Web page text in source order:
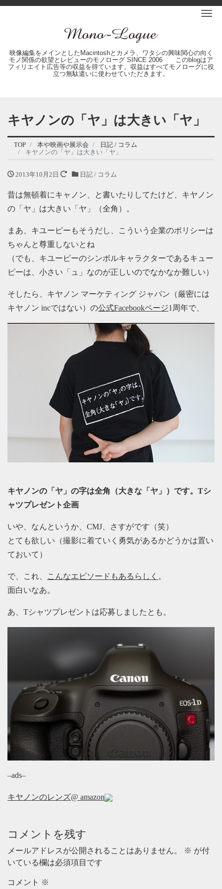
映像編集をメインとしたMacintoshとカメラ、ワタシの興味関心の向く
モノ関係の欲望とレビューのモノローグ SINCE 2006 このblogはア
フィリエイト広告等の収益を得ています。収益はすべてモノローグに役
立つ無駄遣いに使わせていただきます。
キヤノンの「ヤ」は大きい「ヤ」
TOP 本や映画や展示会
日記 / コラム
キヤノンの「ヤ」は大きい「ヤ」
2013年10月2日 日記 / コラム
昔は無頓着にキャノン、と書いたりしてたけど、キヤノン
の「ヤ」は大きい「ヤ」（全角）。
まあ、キユーピーもそうだし、こういう企業のポリシーは
ちゃんと尊重しないとね
（でも、キユーピーのシンボルキャラクターであるキュー
ピーは、小さい「ュ」なのが正しいのでなかなか難しい）
そしたら、キヤノン マーケティング ジャパン（厳密には
キヤノン incではない）の公式Facebookページ1周年で、
キヤノンの「ヤ」の字は全角（大きな「ヤ」）です。Tシ
ャツプレゼント企画
いや、なんというか、CMJ、さすがです（笑）
とても欲しい（撮影に着ていく勇気があるかどうかは置い
ておいて）
で、これ、 こんなエピソードもあるらしく 。
面白いなあ。
あ、Tシャツプレゼントは応募しましたとも。
–ads–
キヤノンのレンズ@ amazon
コメントを残す
メールアドレスが公開されることはありません。 ※ が付
いている欄は必須項目です
コメント ※